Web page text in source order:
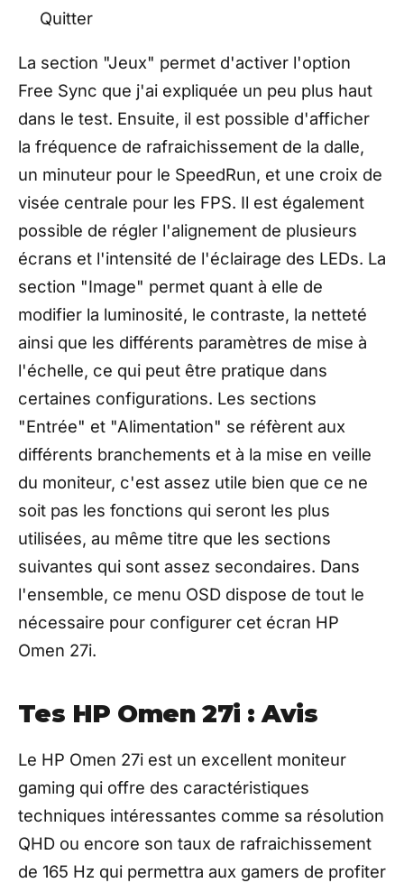
Quitter
La section "Jeux" permet d'activer l'option
Free Sync que j'ai expliquée un peu plus haut
dans le test. Ensuite, il est possible d'afficher
la fréquence de rafraichissement de la dalle,
un minuteur pour le SpeedRun, et une croix de
visée centrale pour les FPS. Il est également
possible de régler l'alignement de plusieurs
écrans et l'intensité de l'éclairage des LEDs. La
section "Image" permet quant à elle de
modifier la luminosité, le contraste, la netteté
ainsi que les différents paramètres de mise à
l'échelle, ce qui peut être pratique dans
certaines configurations. Les sections
"Entrée" et "Alimentation" se réfèrent aux
différents branchements et à la mise en veille
du moniteur, c'est assez utile bien que ce ne
soit pas les fonctions qui seront les plus
utilisées, au même titre que les sections
suivantes qui sont assez secondaires. Dans
l'ensemble, ce menu OSD dispose de tout le
nécessaire pour configurer cet écran HP
Omen 27i.
Tes HP Omen 27i : Avis
Le HP Omen 27i est un excellent moniteur
gaming qui offre des caractéristiques
techniques intéressantes comme sa résolution
QHD ou encore son taux de rafraichissement
de 165 Hz qui permettra aux gamers de profiter